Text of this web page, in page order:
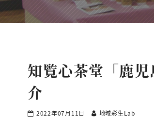
知覧心茶堂「鹿
介
2022年07月11日 地域彩生Lab